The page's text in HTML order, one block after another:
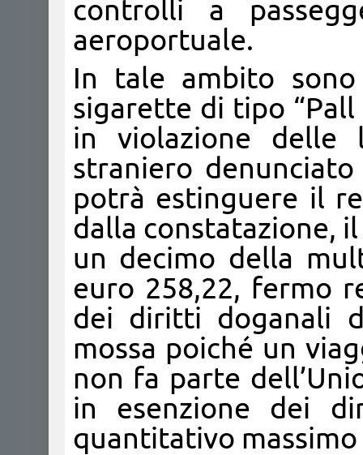
controlli a
aeroportuale.
In tale ambito
sigarette di tipo
in violazione delle
straniero
potrà estinguere il
dalla constatazione,
un decimo della
euro 258,22, fermo
dei diritti doganali
mossa poiché un
non fa parte
in esenzione dei
quantitativo massimo